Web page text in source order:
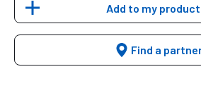
Add to my
Find a